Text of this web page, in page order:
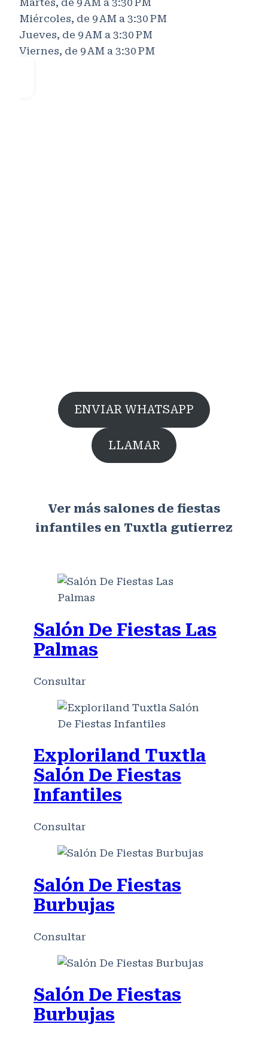
Martes, de 9 AM a 3:30 PM
Miércoles, de 9 AM a 3:30 PM
Jueves, de 9 AM a 3:30 PM
Viernes, de 9 AM a 3:30 PM
ENVIAR WHATSAPP
LLAMAR
Ver más salones de fiestas
infantiles en Tuxtla gutierrez
Salón De Fiestas Las
Palmas
Consultar
Exploriland Tuxtla
Salón De Fiestas
Infantiles
Consultar
Salón De Fiestas
Burbujas
Consultar
Salón De Fiestas
Burbujas